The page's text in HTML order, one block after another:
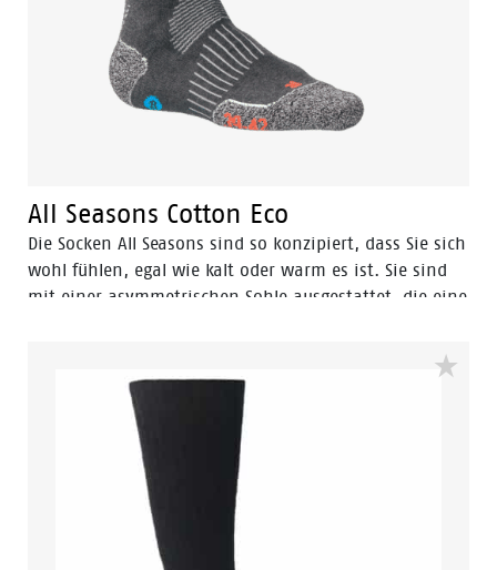
All Seasons Cotton Eco
Die Socken All Seasons sind so konzipiert, dass Sie sich
wohl fühlen, egal wie kalt oder warm es ist. Sie sind
mit einer asymmetrischen Sohle ausgestattet, die eine
Darüber hinaus ist der Komfort durch die links und
rechts gestrickte Zehenform und die schützenden
Frottee-Zonen für Knöchel und Achillessehne optimal.